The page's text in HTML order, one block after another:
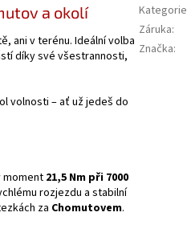
a okolí
ani v terénu. Ideální volba
díky své všestrannosti,
volnosti – ať už jedeš do
moment 21,5 Nm při 7000
rozjezdu a stabilní
za Chomutovem.
Kategorie
Záruka:
Značka: